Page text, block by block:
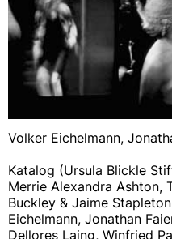
Volker Eichelmann,
Katalog (Ursula Blickle
Merrie Alexandra Ashton,
Buckley & Jaime
Eichelmann, Jonathan
Dellores Laing, Winfried